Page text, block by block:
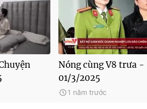
Nóng cùng V8 trưa -
01/3/2025
1 năm trước